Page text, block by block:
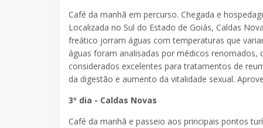
Café da manhã em percurso. Chegada e
Localizada no Sul do Estado de Goiás, Caldas
freático jorram águas com temperaturas que
águas foram analisadas por médicos
considerados excelentes para tratamentos de
da digestão e aumento da vitalidade sexual.
3º dia - Caldas Novas
Café da manhã e passeio aos principais pontos